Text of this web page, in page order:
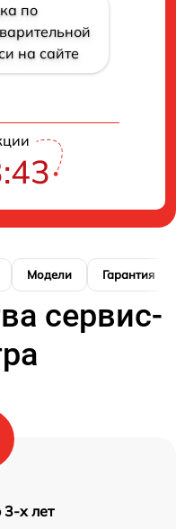
по
на сайте
Модели Гарантия
сервис-
3-х лет